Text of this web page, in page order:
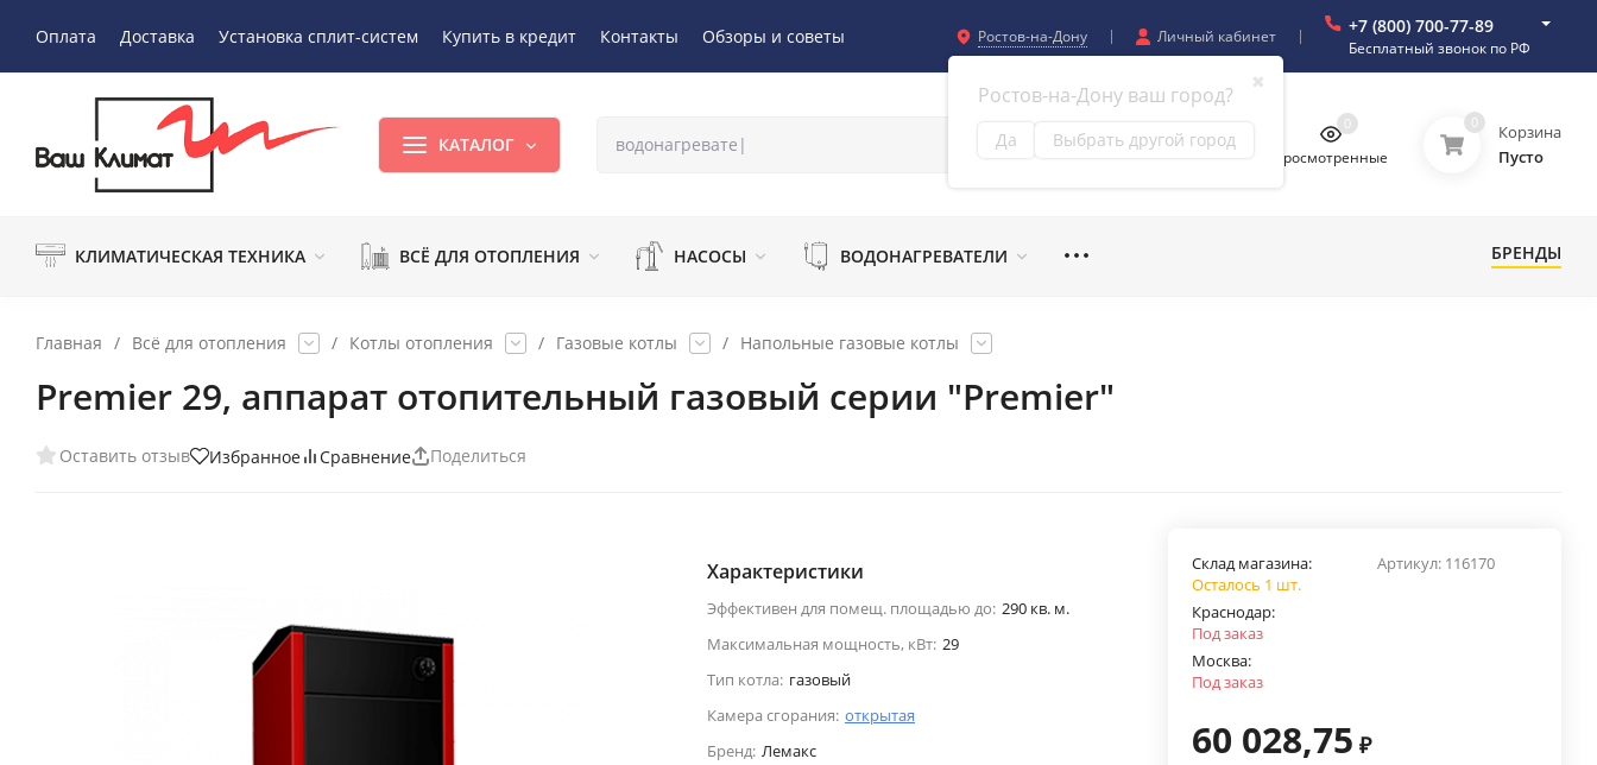
Оплата Доставка Установка сплит-систем Купить в кредит Контакты Обзоры и советы Ростов-на-Дону
✖
Ростов-на-Дону ваш город?
Да Выбрать другой город
Личный кабинет +7 (800) 700-77-89
Бесплатный звонок по РФ
КАТАЛОГ
Просмотренные
0 0
Корзина
Пусто
КЛИМАТИЧЕСКАЯ ТЕХНИКА ВСЁ ДЛЯ ОТОПЛЕНИЯ НАСОСЫ ВОДОНАГРЕВАТЕЛИ БРЕНДЫ
Главная / Всё для отопления / Котлы отопления / Газовые котлы / Напольные газовые котлы
Premier 29, аппарат отопительный газовый серии "Premier"
Оставить отзыв Избранное Сравнение Поделиться
Характеристики
Эффективен для помещ. площадью до: 290 кв. м.
Максимальная мощность, кВт: 29
Тип котла: газовый
Камера сгорания: открытая
Бренд: Лемакс
Артикул: 116170
Склад магазина:
Осталось 1 шт.
Краснодар:
Под заказ
Москва:
Под заказ
60 028,75 ₽